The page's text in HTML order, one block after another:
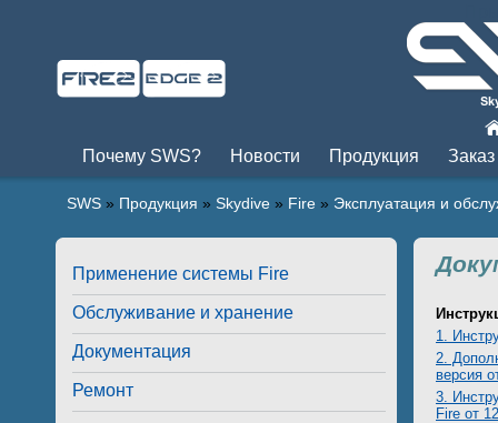
Почему SWS? Новости Продукция Заказ
SWS » Продукция » Skydive » Fire » Эксплуатация и
Применение системы Fire
Обслуживание и хранение
Документация
Ремонт
1.
2.
версия
3.
Fire от